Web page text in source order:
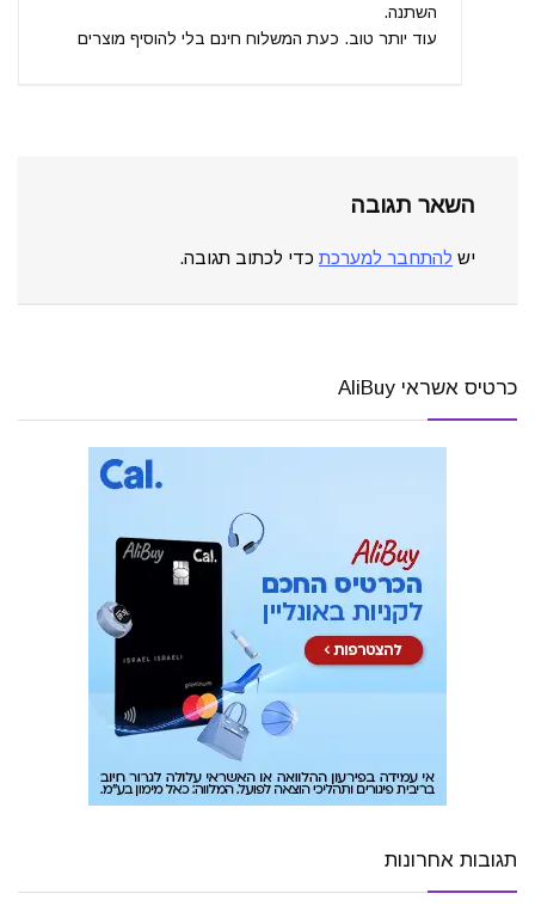
השתנה.
עוד יותר טוב. כעת המשלוח חינם בלי להוסיף מוצרים
השאר תגובה
יש להתחבר למערכת כדי לכתוב תגובה.
כרטיס אשראי AliBuy
תגובות אחרונות